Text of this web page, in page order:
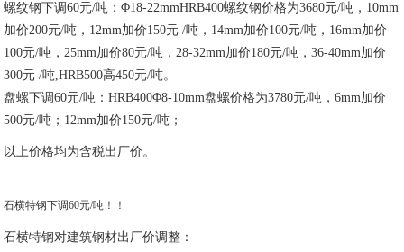
螺纹钢下调60元/吨：Φ18-22mmHRB400螺纹钢价格为3680元/吨，10mm
加价200元/吨，12mm加价150元 /吨，14mm加价100元/吨，16mm加价
100元/吨，25mm加价80元/吨，28-32mm加价180元/吨，36-40mm加价
300元 /吨,HRB500高450元/吨。
盘螺下调60元/吨：HRB400Φ8-10mm盘螺价格为3780元/吨，6mm加价
500元/吨；12mm加价150元/吨；
以上价格均为含税出厂价。
石横特钢下调60元/吨！！
石横特钢对建筑钢材出厂价调整：